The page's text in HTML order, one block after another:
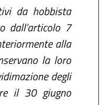
da hobbista
dall’articolo 7
alla
la loro
degli
il 30 giugno